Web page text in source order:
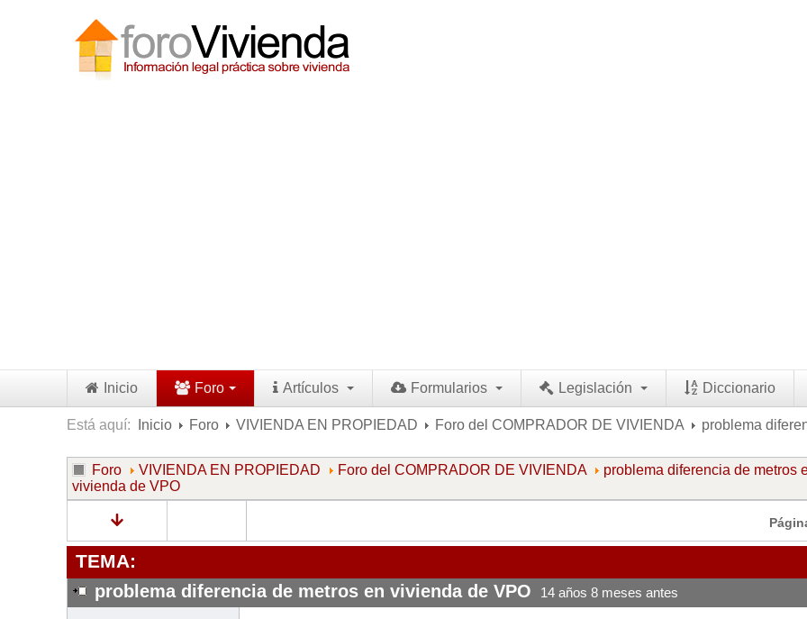
Inicio Foro Artículos Formularios Legislación Diccionario
Está aquí: Inicio Foro VIVIENDA EN PROPIEDAD Foro del COMPRADOR DE VIVIENDA problema
Foro VIVIENDA EN PROPIEDAD Foro del COMPRADOR DE VIVIENDA
problema diferencia de metros
vivienda de VPO
TEMA:
problema diferencia de metros en vivienda de VPO 14 años 8 meses antes